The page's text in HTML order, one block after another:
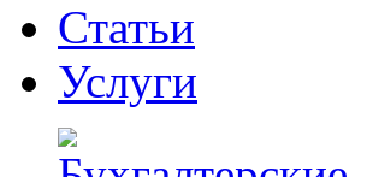
Статьи
Услуги